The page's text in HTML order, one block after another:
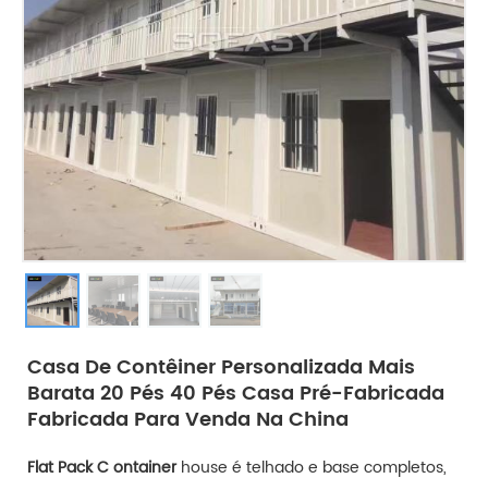
Casa De Contêiner Personalizada Mais
Barata 20 Pés 40 Pés Casa Pré-Fabricada
Fabricada Para Venda Na China
Flat Pack Containerhouse é telhado e base completos,